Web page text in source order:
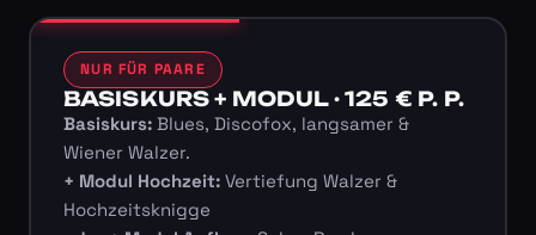
NUR FÜR PAARE
BASISKURS + MODUL · 125 € P. P.
Basiskurs:Blues, Discofox, langsamer &
Wiener Walzer.
+ Modul Hochzeit:Vertiefung Walzer &
Hochzeitsknigge